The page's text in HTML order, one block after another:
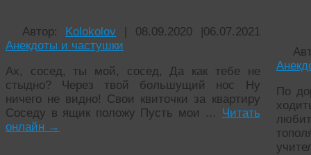
Автор: Kolokolov 08.09.2020
06.07.2021
Анекдоты и частушки
Ах, сосед, ты мой, сосед, Да как тебе не
стыдно? Через твой большущий нос Ну
ничего не видно! Свои квиточки за квартиру
Соседу в ящик положу Пусть мои … Читать
онлайн →
По